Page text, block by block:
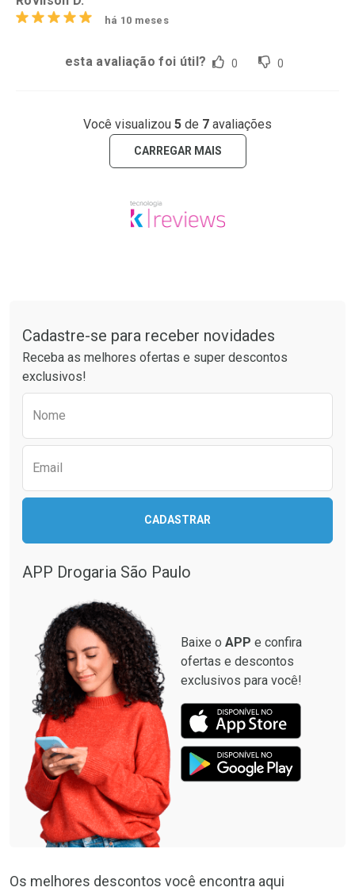
há 10 meses
esta avaliação foi útil? 0 0
Você visualizou 5 de 7 avaliações
CARREGAR MAIS
Cadastre-se para receber novidades
Receba as melhores ofertas e super descontos
exclusivos!
Nome
Email
CADASTRAR
APP Drogaria São Paulo
Baixe o APP e confira
ofertas e descontos
exclusivos para você!
Os melhores descontos você encontra aqui